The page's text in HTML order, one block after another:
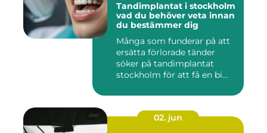
Tandimplantat i stockholm
vad du behöver veta innan
du bestämmer dig
Många som funderar på att
ersätta förlorade tänder
söker på tandimplantat
stockholm för att få en bi...
02. jun